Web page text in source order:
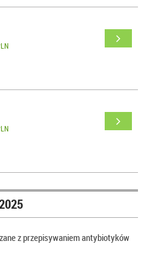
z przepisywaniem antybiotyków